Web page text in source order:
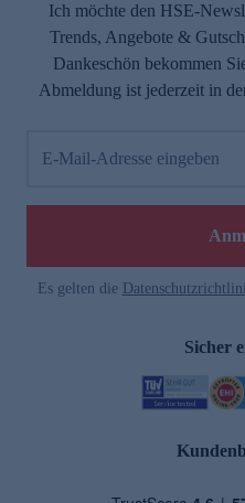
Ich möchte den HSE-
Trends, Angebote &
Dankeschön bekommen
Abmeldung ist jederzeit in
E-Mail-Adresse eingeben
Es gelten die
Sicher